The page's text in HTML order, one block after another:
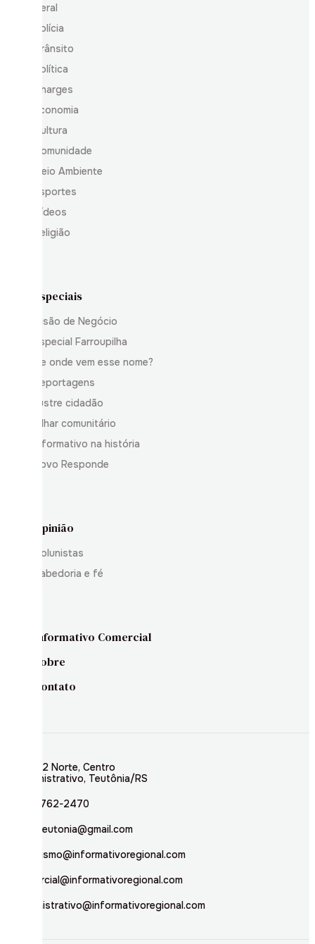
Geral
Polícia
Trânsito
Política
Charges
Economia
Cultura
Comunidade
Meio Ambiente
Esportes
Vídeos
Religião
Especiais
Visão de Negócio
Especial Farroupilha
De onde vem esse nome?
Reportagens
Ilustre cidadão
Olhar comunitário
Informativo na história
Povo Responde
Opinião
Colunistas
Sabedoria e fé
Informativo Comercial
Sobre
Contato
Rua 02 Norte, Centro
Administrativo, Teutônia/RS
(51) 3762-2470
inforteutonia@gmail.com
jornalismo@informativoregional.com
comercial@informativoregional.com
administrativo@informativoregional.com